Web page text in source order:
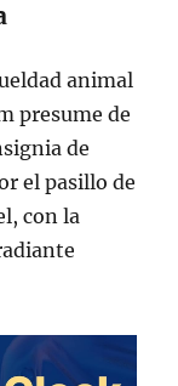
animal
presume de
de
el pasillo de
con la